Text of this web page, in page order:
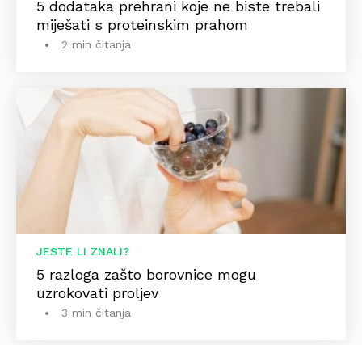
5 dodataka prehrani koje ne biste trebali
miješati s proteinskim prahom
2 min čitanja
JESTE LI ZNALI?
5 razloga zašto borovnice mogu
uzrokovati proljev
3 min čitanja